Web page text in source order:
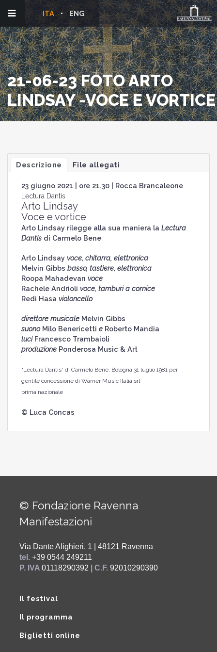
ENG
ITA
21-06-23 FOTO ARTO
LINDSAY -VOCE E VORTICE
Descrizione File allegati
23 giugno 2021 | ore 21.30 | Rocca Brancaleone
Lectura Dantis
Arto Lindsay
Voce e vortice
Arto Lindsay rilegge alla sua maniera la Lectura
Dantisdi Carmelo Bene
Arto Lindsay voce, chitarra, elettronica
Melvin Gibbs basso, tastiere, elettronica
Roopa Mahadevan voce
Rachele Andrioli voce, tamburi a cornice
Redi Hasa violoncello
direttore musicale Melvin Gibbs
suono Milo Benericetti eRoberto Mandia
luci Francesco Trambaioli
produzione Ponderosa Music & Art
“Lectura Dantis” di Carmelo Bene, Bologna 31 luglio 1981 per
gentile concessione di Warner Music Italia srl
prima nazionale
© Luca Concas
© Fondazione Ravenna
Manifestazioni
Via Dante Alighieri, 1 | 48121 Ravenna
tel. +39 0544 249211
P. IVA 01118290392 | C.F. 92010290390
Il festival
Il programma
Biglietti online